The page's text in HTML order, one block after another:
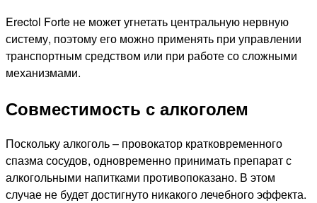
Erectol Forte не может угнетать центральную нервную
систему, поэтому его можно применять при управлении
транспортным средством или при работе со сложными
механизмами.
Совместимость с алкоголем
Поскольку алкоголь – провокатор кратковременного
спазма сосудов, одновременно принимать препарат с
алкогольными напитками противопоказано. В этом
случае не будет достигнуто никакого лечебного эффекта.